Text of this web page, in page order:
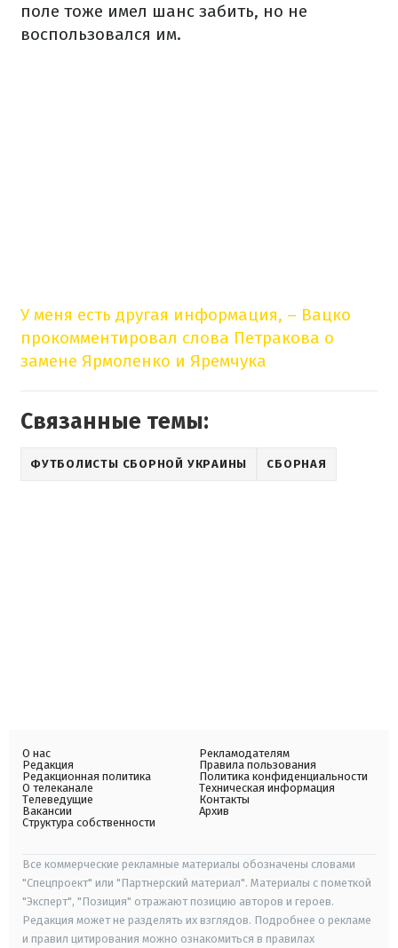
поле тоже имел шанс забить, но не
воспользовался им.
У меня есть другая информация, – Вацко
прокомментировал слова Петракова о
замене Ярмоленко и Яремчука
Связанные темы:
ФУТБОЛИСТЫ СБОРНОЙ УКРАИНЫ СБОРНАЯ
О нас
Редакция
Редакционная политика
О телеканале
Телеведущие
Вакансии
Структура собственности
Рекламодателям
Правила пользования
Политика конфиденциальности
Техническая информация
Контакты
Архив
Все коммерческие рекламные материалы обозначены словами
"Спецпроект" или "Партнерский материал". Материалы с пометкой
"Эксперт", "Позиция" отражают позицию авторов и героев.
Редакция может не разделять их взглядов. Подробнее о рекламе
и правил цитирования можно ознакомиться в правилах